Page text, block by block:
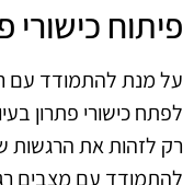
פיתוח כישורי
על מנת להתמודד עם
לפתח כישורי פתרון
רק לזהות את
להתמודד עם מצבים